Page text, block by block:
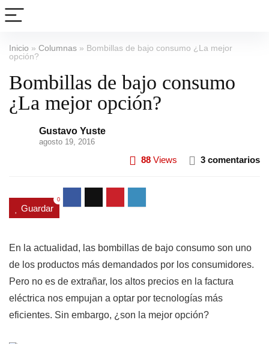
Inicio » Columnas » Bombillas de bajo consumo ¿La mejor
opción?
Bombillas de bajo consumo
¿La mejor opción?
Gustavo Yuste
agosto 19, 2016
88 Views 3 comentarios
Guardar
0
En la actualidad, las bombillas de bajo consumo son uno
de los productos más demandados por los consumidores.
Pero no es de extrañar, los altos precios en la factura
eléctrica nos empujan a optar por tecnologías más
eficientes. Sin embargo, ¿son la mejor opción?